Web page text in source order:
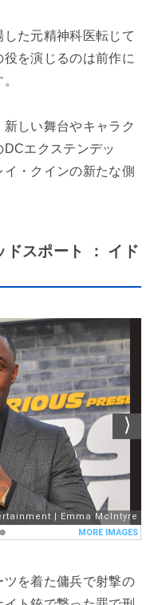
た元精神科医転じて
を演じるのは前作に
しい舞台やキャラク
エクステンデッ
・クインの新たな側
ドスポート ： イド
ツを着た傭兵で射撃の